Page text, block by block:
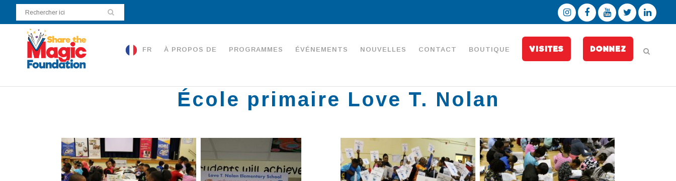
FR À PROPOS DE PROGRAMMES ÉVÉNEMENTS NOUVELLES CONTACT BOUTIQUE VISITES DONNEZ
École primaire Love T. Nolan